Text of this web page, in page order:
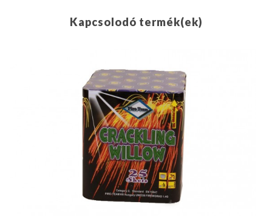
Kapcsolodó termék(ek)